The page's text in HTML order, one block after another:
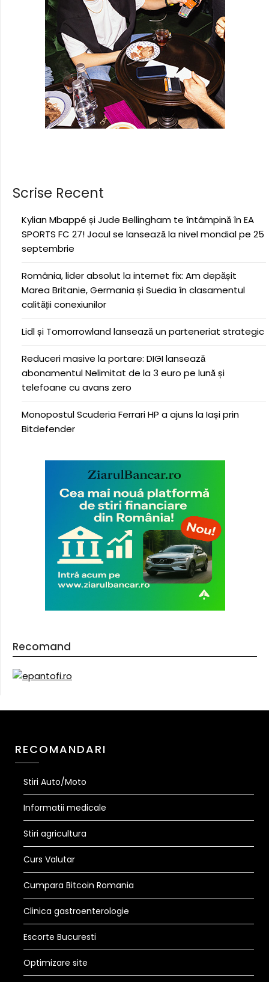
Scrise Recent
Kylian Mbappé și Jude Bellingham te întâmpină în EA
SPORTS FC 27! Jocul se lansează la nivel mondial pe 25
septembrie
România, lider absolut la internet fix: Am depășit
Marea Britanie, Germania și Suedia în clasamentul
calității conexiunilor
Lidl și Tomorrowland lansează un parteneriat strategic
Reduceri masive la portare: DIGI lansează
abonamentul Nelimitat de la 3 euro pe lună și
telefoane cu avans zero
Monopostul Scuderia Ferrari HP a ajuns la Iași prin
Bitdefender
Recomand
RECOMANDARI
Stiri Auto/Moto
Informatii medicale
Stiri agricultura
Curs Valutar
Cumpara Bitcoin Romania
Clinica gastroenterologie
Escorte Bucuresti
Optimizare site